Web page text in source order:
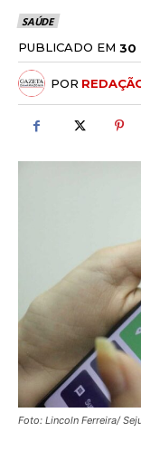
SAÚDE
PUBLICADO EM 30
POR
Foto: Lincoln Ferreira/